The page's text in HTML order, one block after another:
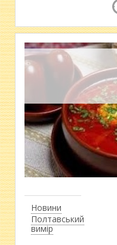
Новини
Полтавський
вимір